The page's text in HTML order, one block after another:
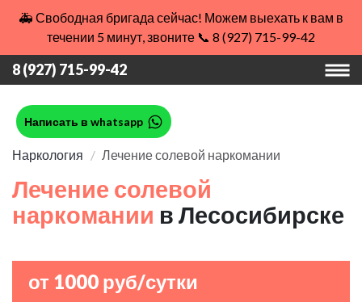
🚑 Свободная бригада сейчас! Можем выехать к вам в
течении 5 минут, звоните 📞 8 (927) 715-99-42
8 (927) 715-99-42
Написать в whatsapp
Наркология Лечение солевой наркомании
Лечение солевой
наркомании в Лесосибирске
от 1000 руб/сутки